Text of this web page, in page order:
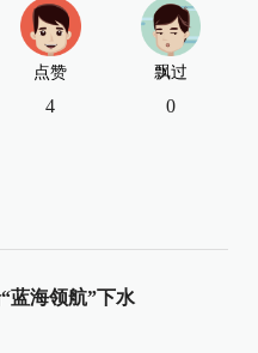
点赞
4
飘过
0
蓝海领航”下水